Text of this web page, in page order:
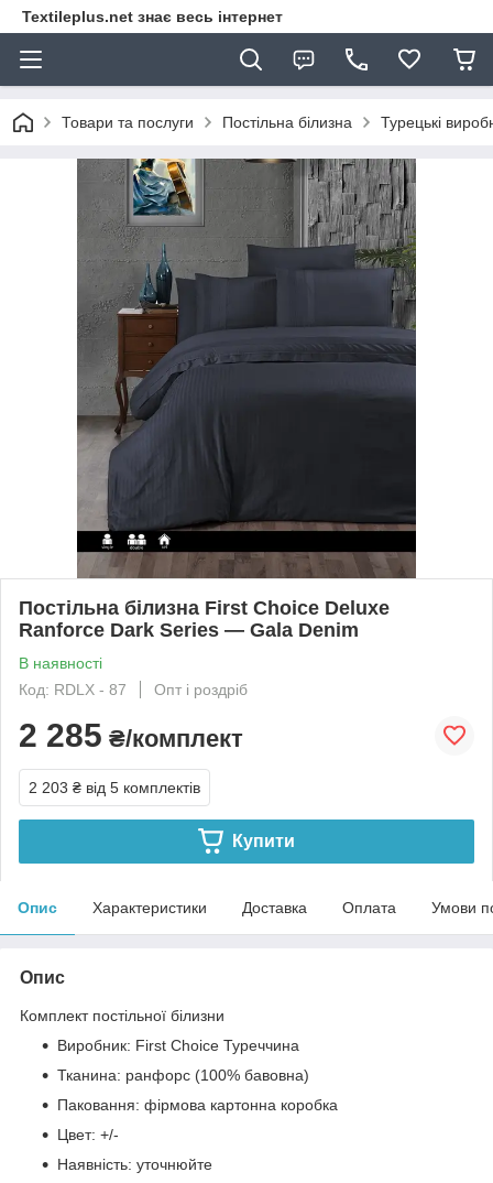
Textileplus.net знає весь інтернет
Товари та послуги Постільна білизна Турецькі
Постільна білизна First Choice Deluxe
Ranforce Dark Series — Gala Denim
В наявності
Код: RDLX - 87
Опт і роздріб
2 285 ₴/комплект
2 203 ₴ від 5 комплектів
Купити
Опис Характеристики Доставка Оплата Умови
Опис
Комплект постільної білизни
Виробник: First Choice Туреччина
Тканина: ранфорс (100% бавовна)
Паковання: фірмова картонна коробка
Цвет: +/-
Наявність: уточнюйте